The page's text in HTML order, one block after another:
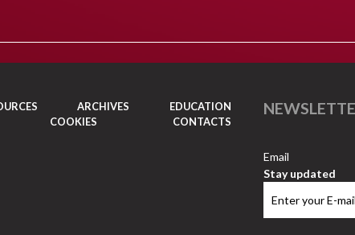
ARCHIVES
EDUCATION
COOKIES CONTACTS
Email
Stay updated